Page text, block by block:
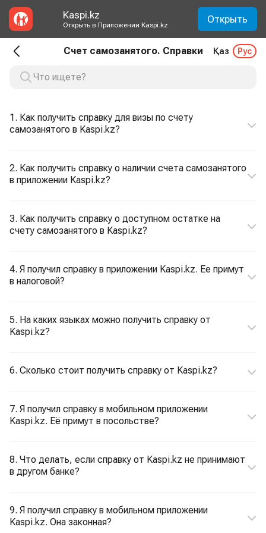
Kaspi.kz
Открыть в Приложении Kaspi.kz Открыть
Счет самозанятого. Справки Қаз Рус
1. Как получить справку для визы по счету
самозанятого в Kaspi.kz?
2. Как получить справку о наличии счета самозанятого
в приложении Kaspi.kz?
3. Как получить справку о доступном остатке на
счету самозанятого в Kaspi.kz?
4. Я получил справку в приложении Kaspi.kz. Ее примут
в налоговой?
5. На каких языках можно получить справку от
Kaspi.kz?
6. Сколько стоит получить справку от Kaspi.kz?
7. Я получил справку в мобильном приложении
Kaspi.kz. Её примут в посольстве?
8. Что делать, если справку от Kaspi.kz не принимают
в другом банке?
9. Я получил справку в мобильном приложении
Kaspi.kz. Она законная?